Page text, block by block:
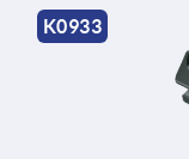
K0933